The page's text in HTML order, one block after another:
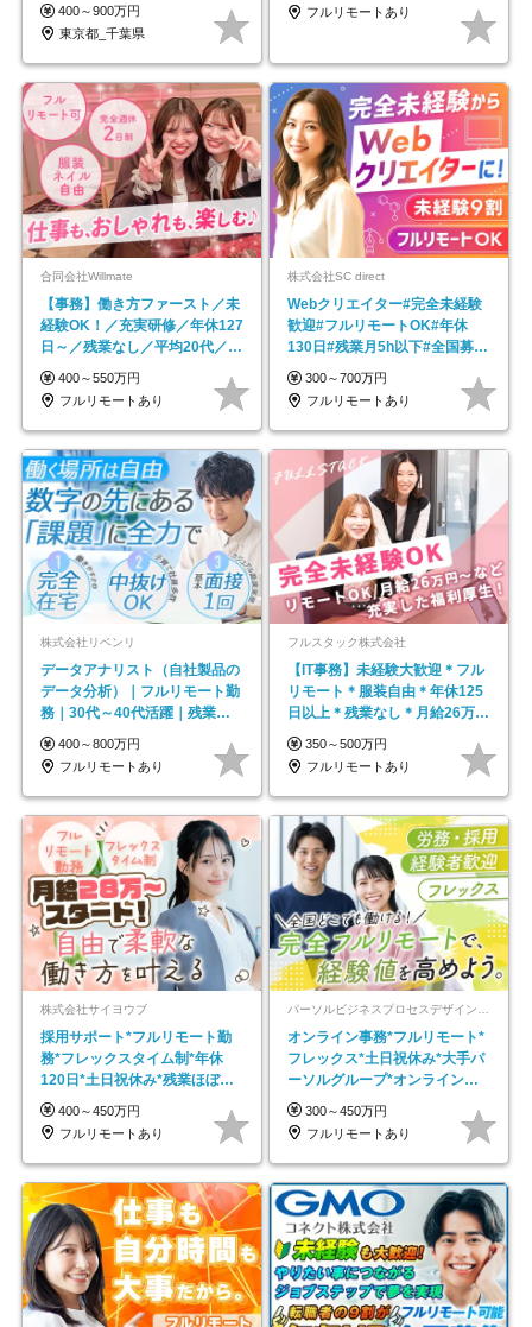
400～900万円
東京都_千葉県
フルリモートあり
合同会社Willmate
【事務】働き方ファースト／未
経験OK！／充実研修／年休127
日～／残業なし／平均20代／リ
モートOK
400～550万円
フルリモートあり
株式会社SC direct
Webクリエイター#完全未経験
歓迎#フルリモートOK#年休
130日#残業月5h以下#全国募集
#最大1年の研修
300～700万円
フルリモートあり
株式会社リベンリ
データアナリスト（自社製品の
データ分析）｜フルリモート勤
務｜30代～40代活躍｜残業少
なめ｜子育て社員多数活躍
400～800万円
フルリモートあり
フルスタック株式会社
【IT事務】未経験大歓迎＊フル
リモート＊服装自由＊年休125
日以上＊残業なし＊月給26万円
以上
350～500万円
フルリモートあり
株式会社サイヨウブ
採用サポート*フルリモート勤
務*フレックスタイム制*年休
120日*土日祝休み*残業ほぼな
し*育児中社員8割以上
400～450万円
フルリモートあり
オンライン事務*フルリモート*
フレックス*土日祝休み*大手パ
ーソルグループ*オンライン面
接*30～40代活躍中
300～450万円
フルリモートあり